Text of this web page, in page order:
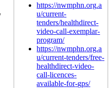
https://nwmphn.org.a
u/current-
tenders/healthdirect-
video-call-exemplar-
program/
https://nwmphn.org.a
u/current-tenders/free-
healthdirect-video-
call-licences-
available-for-gps/